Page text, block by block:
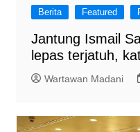
Berita Featured
Jantung Ismail
lepas terjatuh,
Wartawan Madani